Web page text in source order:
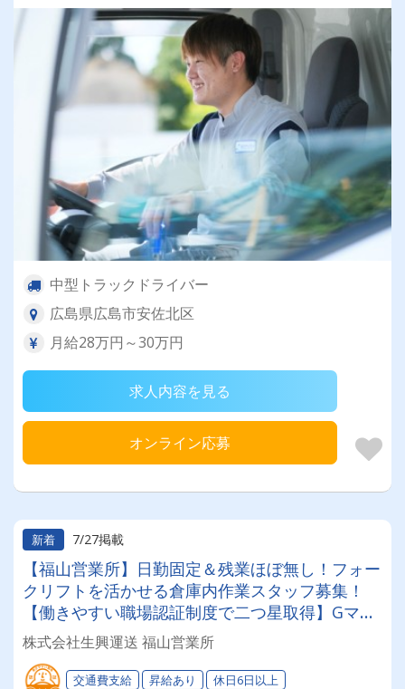
中型トラックドライバー
広島県広島市安佐北区
月給28万円～30万円
求人内容を見る
オンライン応募
新着 7/27掲載
【福山営業所】日勤固定＆残業ほぼ無し！フォー
クリフトを活かせる倉庫内作業スタッフ募集！
【働きやすい職場認証制度で二つ星取得】Gマー
ク＆健康経営認定で安全・健康管理も万全◎あな
たのライフステージに合わせて「選べる働き方」
が魅力の安定企業！
株式会社生興運送 福山営業所
交通費支給 昇給あり 休日6日以上